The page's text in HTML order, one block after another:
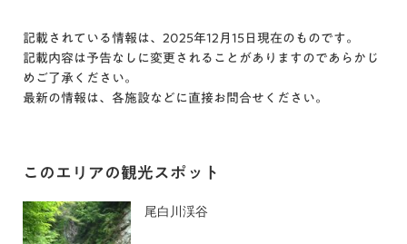
記載されている情報は、2025年12月15日現在のものです。
記載内容は予告なしに変更されることがありますのであらかじ
めご了承ください。
最新の情報は、各施設などに直接お問合せください。
このエリアの観光スポット
尾白川渓谷